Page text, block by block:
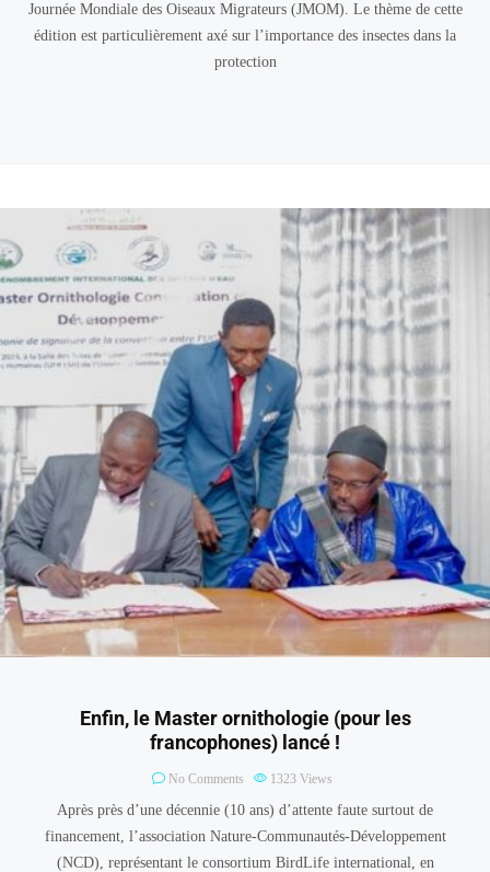
Journée Mondiale des Oiseaux Migrateurs (JMOM). Le thème de cette
édition est particulièrement axé sur l’importance des insectes dans la
protection
Enfin, le Master ornithologie (pour les
francophones) lancé !
No Comments 1323 Views
Après près d’une décennie (10 ans) d’attente faute surtout de
financement, l’association Nature-Communautés-Développement
(NCD), représentant le consortium BirdLife international, en